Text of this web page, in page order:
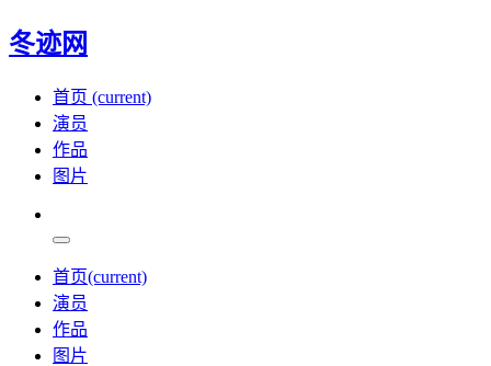
冬迹网
首页 (current)
演员
作品
图片
首页(current)
演员
作品
图片